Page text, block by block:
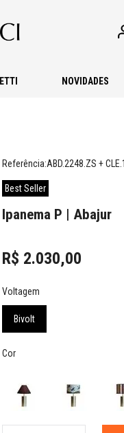
NOVIDADES
Referência:ABD.2248.ZS +
Best Seller
Ipanema P | Abajur
R$ 2.030,00
Voltagem
Bivolt
Cor